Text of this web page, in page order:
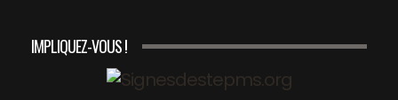
IMPLIQUEZ-VOUS !